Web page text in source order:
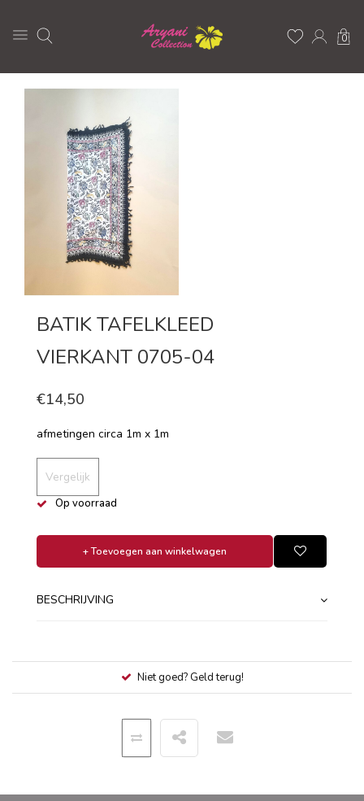
0
BATIK TAFELKLEED
VIERKANT 0705-04
€14,50
afmetingen circa 1m x 1m
Vergelijk
Op voorraad
+ Toevoegen aan winkelwagen
BESCHRIJVING
Niet goed? Geld terug!